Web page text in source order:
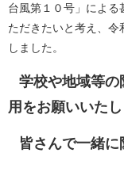
台風第１０号」によ
ただきたいと考え、
しました。
学校や地域等
用をお願いいたし
皆さんで一緒に